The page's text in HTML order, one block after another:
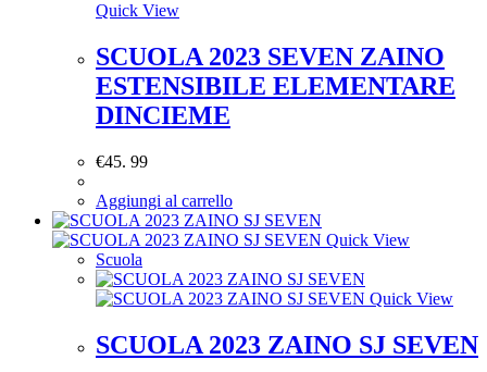
Quick View
SCUOLA 2023 SEVEN ZAINO
ESTENSIBILE ELEMENTARE
DINCIEME
€45. 99
Aggiungi al carrello
Quick View
Scuola
Quick View
SCUOLA 2023 ZAINO SJ SEVEN